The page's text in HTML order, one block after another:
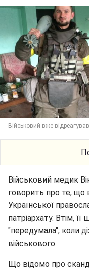
Військовий вже
Військовий медик
говорить про те, що
Української
патріархату. Втім,
"передумала", коли
військового.
Що відомо про